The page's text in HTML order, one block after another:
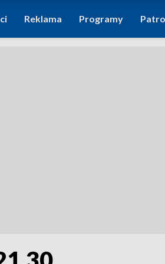
Reklama Programy